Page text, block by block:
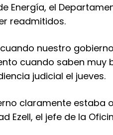
Energía, el
readmitidos.
nuestro
cuando saben muy
judicial el jueves.
claramente estaba
Ezell, el jefe de la